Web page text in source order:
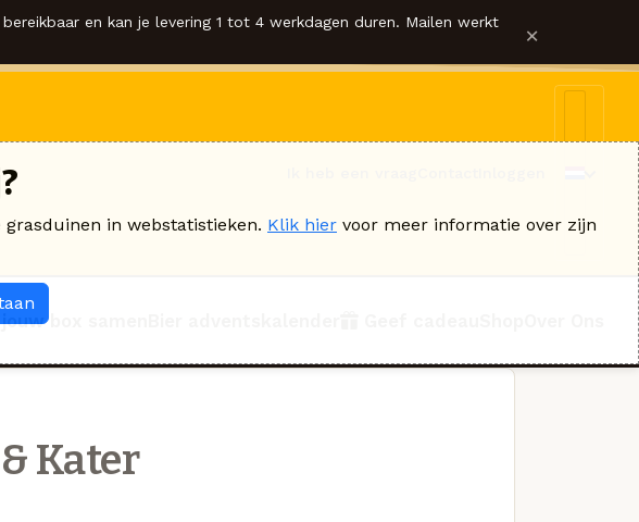
en kan je levering 1 tot 4 werkdagen duren. Mailen werkt ×
box samen
Kater
in webstatistieken. Klik hier voor meer informatie over zijn